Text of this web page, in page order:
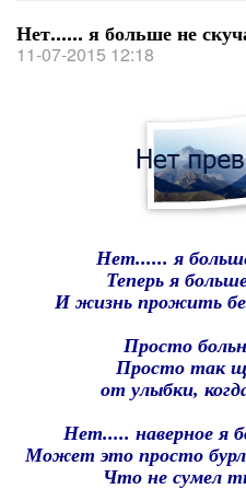
Нет...... я больше не
11-07-2015 12:18
Нет...... я
Теперь я
И жизнь прожить
Просто
Просто так
от улыбки,
Нет..... наверное я
Может это просто
Что не сумел